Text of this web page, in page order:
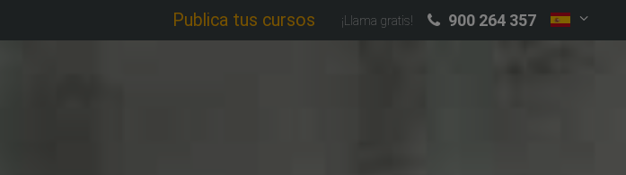
Publica tus cursos ¡Llama gratis! 900 264 357